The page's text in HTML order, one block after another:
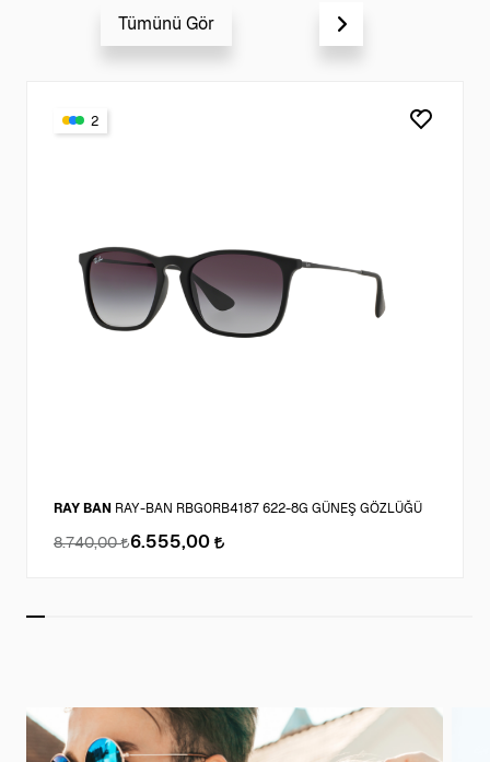
Tümünü Gör
2
RAY BAN RAY-BAN RBG0RB4187 622-8G GÜNEŞ GÖZLÜĞÜ
8.740,00 6.555,00